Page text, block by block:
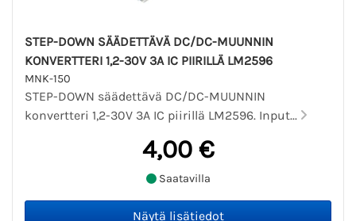
STEP-DOWN SÄÄDETTÄVÄ DC/DC-MUUNNIN
KONVERTTERI 1,2-30V 3A IC PIIRILLÄ LM2596
MNK-150
STEP-DOWN säädettävä DC/DC-MUUNNIN
konvertteri 1,2-30V 3A IC piirillä LM2596. Input...
4,00 €
Saatavilla